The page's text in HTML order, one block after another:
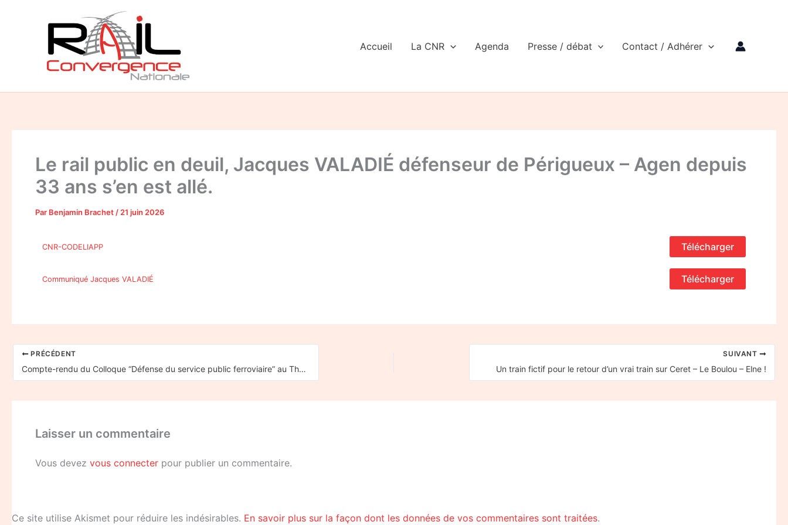
Accueil La CNR Agenda Presse / débat Contact / Adhérer
Le rail public en deuil, Jacques VALADIÉ défenseur de Périgueux – Agen depuis
33 ans s’en est allé.
Par Benjamin Brachet / 21 juin 2026
CNR-CODELIAPP Télécharger
Communiqué Jacques VALADIÉ Télécharger
PRÉCÉDENT
Compte-rendu du Colloque “Défense du service public ferroviaire” au Théâtre Traversière le 11 juin 2026
SUIVANT
Un train fictif pour le retour d’un vrai train sur Ceret – Le Boulou – Elne !
Laisser un commentaire
Vous devez vous connecter pour publier un commentaire.
Ce site utilise Akismet pour réduire les indésirables. En savoir plus sur la façon dont les données de vos commentaires sont traitées.